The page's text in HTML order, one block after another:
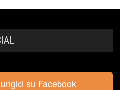
su Facebook